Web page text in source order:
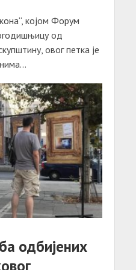
којом Форум
од
овог петка је
одбијених